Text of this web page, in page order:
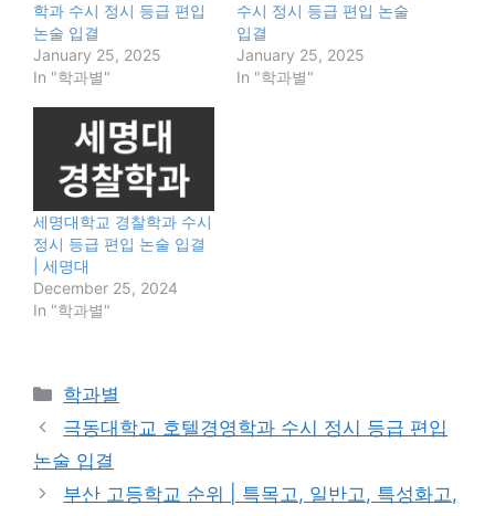
학과 수시 정시 등급 편입
논술 입결
January 25, 2025
In "학과별"
수시 정시 등급 편입 논술
입결
January 25, 2025
In "학과별"
세명대학교 경찰학과 수시
정시 등급 편입 논술 입결
| 세명대
December 25, 2024
In "학과별"
Categories
학과별
극동대학교 호텔경영학과 수시 정시 등급 편입
논술 입결
부산 고등학교 순위 | 특목고, 일반고, 특성화고,